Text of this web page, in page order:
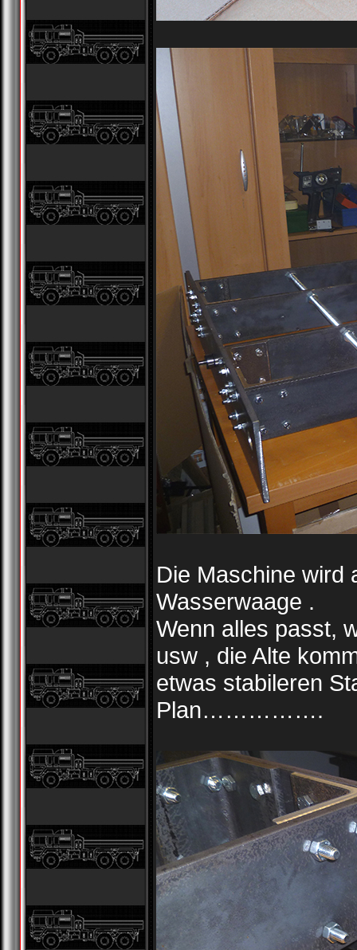
Die Maschine wird
Wasserwaage .
Wenn alles passt,
usw , die Alte
etwas stabileren
Plan…………….